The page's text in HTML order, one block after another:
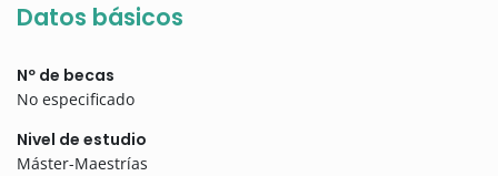
Datos básicos
Nº de becas
No especificado
Nivel de estudio
Máster-Maestrías